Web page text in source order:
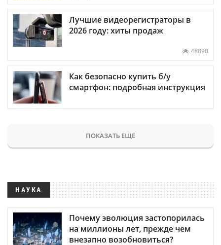
Лучшие видеорегистраторы в
2026 году: хиты продаж
48890
Как безопасно купить б/у
смартфон: подробная инструкция
ПОКАЗАТЬ ЕЩЕ
НАУКА
Почему эволюция застопорилась
на миллионы лет, прежде чем
внезапно возобновиться?